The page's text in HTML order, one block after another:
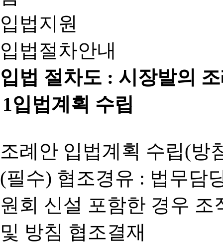
입법지원
입법절차안내
입법 절차도 : 시장발의
1입법계획 수립
조례안 입법계획 수립(방
(필수) 협조경유 : 법무담
원회 신설 포함한 경우
및 방침 협조결재